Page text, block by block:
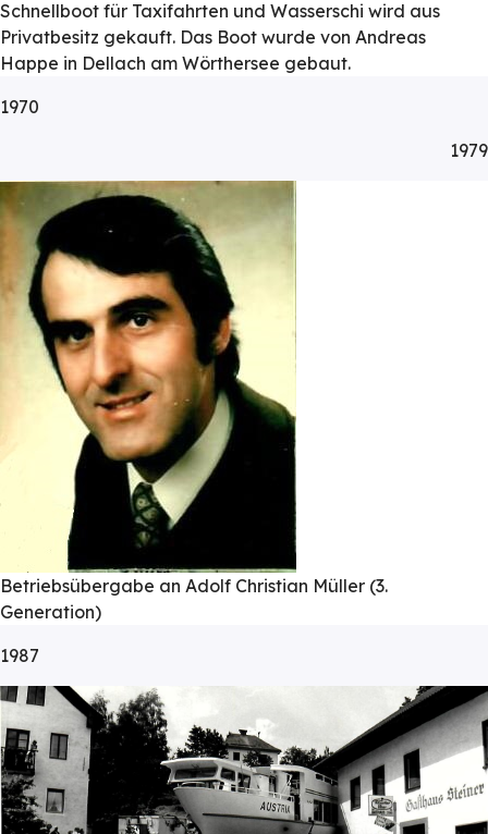
Schnellboot für Taxifahrten und Wasserschi wird aus
Privatbesitz gekauft. Das Boot wurde von Andreas
Happe in Dellach am Wörthersee gebaut.
1970
1979
Betriebsübergabe an Adolf Christian Müller (3.
Generation)
1987